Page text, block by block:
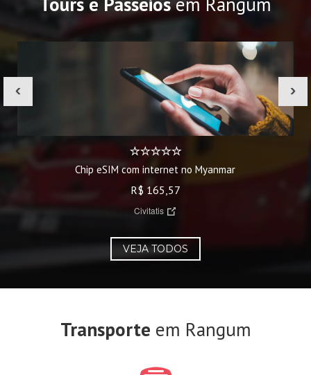
Chip eSIM com internet no Myanmar
R$ 165,57
Civitatis
‹ ›
VEJA TODOS
Transporte em Rangum